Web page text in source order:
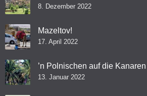
8. Dezember 2022
Mazeltov!
17. April 2022
’n Polnischen auf die Kanaren
13. Januar 2022